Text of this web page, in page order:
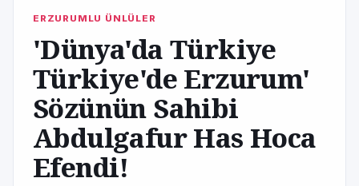
ERZURUMLU ÜNLÜLER
'Dünya'da Türkiye
Türkiye'de Erzurum'
Sözünün Sahibi
Abdulgafur Has Hoca
Efendi!